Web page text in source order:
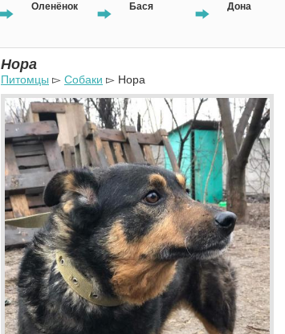
Оленёнок Бася Дона
Нора
Питомцы ▻ Собаки ▻ Нора